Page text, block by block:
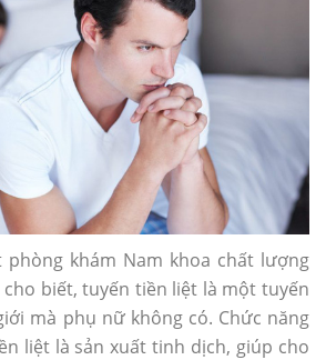
phòng khám Nam khoa chất lượng
cho biết, tuyến tiền liệt là một tuyến
mà phụ nữ không có. Chức năng
liệt là sản xuất tinh dịch, giúp cho